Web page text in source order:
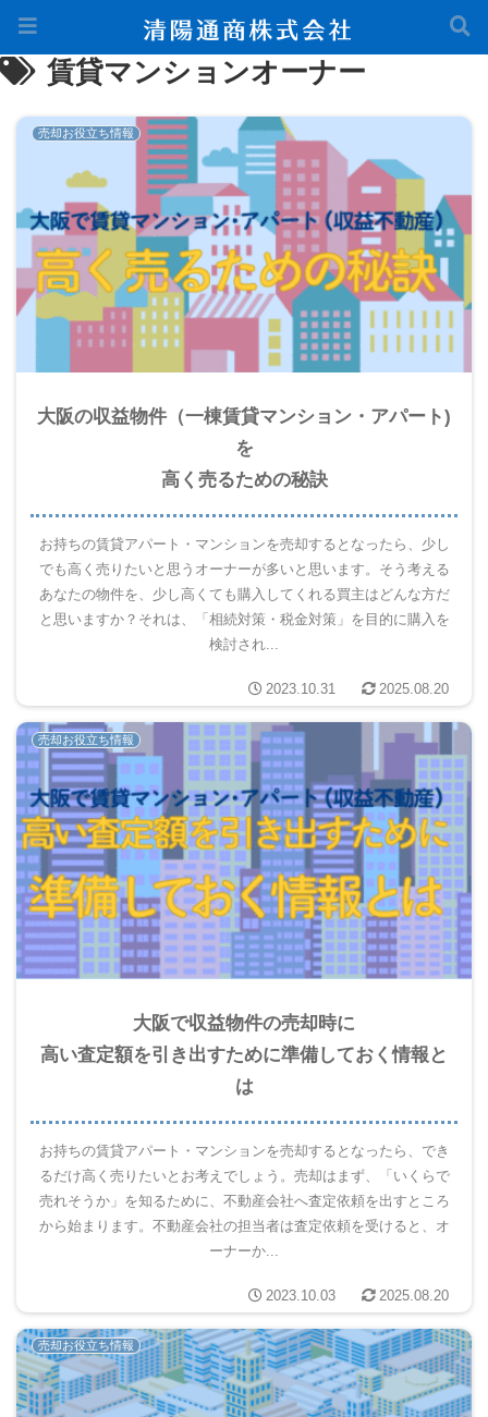
賃貸マンションオーナー
売却お役立ち情報
大阪の収益物件（一棟賃貸マンション・アパート)
を
高く売るための秘訣
お持ちの賃貸アパート・マンションを売却するとなったら、少し
でも高く売りたいと思うオーナーが多いと思います。そう考える
あなたの物件を、少し高くても購入してくれる買主はどんな方だ
と思いますか？それは、「相続対策・税金対策」を目的に購入を
検討され...
2023.10.31 2025.08.20
売却お役立ち情報
大阪で収益物件の売却時に
高い査定額を引き出すために準備しておく情報と
は
お持ちの賃貸アパート・マンションを売却するとなったら、でき
るだけ高く売りたいとお考えでしょう。売却はまず、「いくらで
売れそうか」を知るために、不動産会社へ査定依頼を出すところ
から始まります。不動産会社の担当者は査定依頼を受けると、オ
ーナーか...
2023.10.03 2025.08.20
売却お役立ち情報